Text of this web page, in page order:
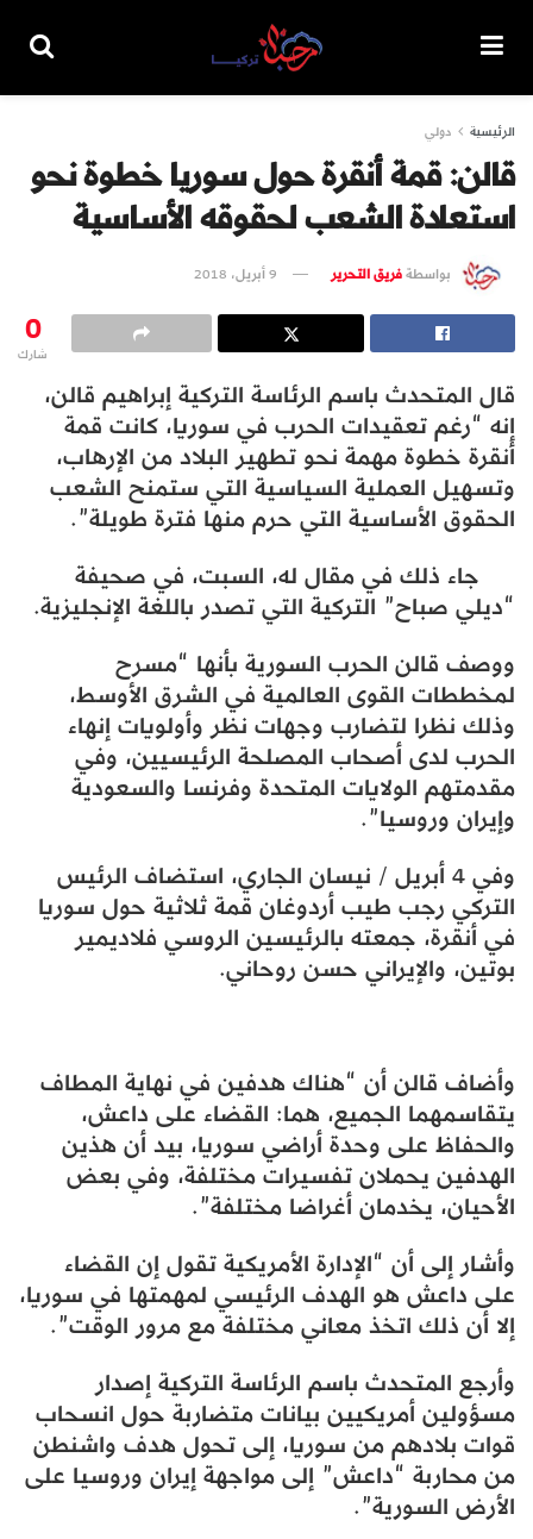
الرئيسية دولي
قالن: قمة أنقرة حول سوريا خطوة نحو
استعادة الشعب لحقوقه الأساسية
بواسطةفريق التحرير 9 أبريل، 2018
0
شارك
قال المتحدث باسم الرئاسة التركية إبراهيم قالن،
إنه “رغم تعقيدات الحرب في سوريا، كانت قمة
أنقرة خطوة مهمة نحو تطهير البلاد من الإرهاب،
وتسهيل العملية السياسية التي ستمنح الشعب
الحقوق الأساسية التي حرم منها فترة طويلة”.
جاء ذلك في مقال له، السبت، في صحيفة
“ديلي صباح” التركية التي تصدر باللغة الإنجليزية.
ووصف قالن الحرب السورية بأنها “مسرح
لمخططات القوى العالمية في الشرق الأوسط،
وذلك نظرا لتضارب وجهات نظر وأولويات إنهاء
الحرب لدى أصحاب المصلحة الرئيسيين، وفي
مقدمتهم الولايات المتحدة وفرنسا والسعودية
وإيران وروسيا”.
وفي 4 أبريل / نيسان الجاري، استضاف الرئيس
التركي رجب طيب أردوغان قمة ثلاثية حول سوريا
في أنقرة، جمعته بالرئيسين الروسي فلاديمير
بوتين، والإيراني حسن روحاني.
وأضاف قالن أن “هناك هدفين في نهاية المطاف
يتقاسمهما الجميع، هما: القضاء على داعش،
والحفاظ على وحدة أراضي سوريا، بيد أن هذين
الهدفين يحملان تفسيرات مختلفة، وفي بعض
الأحيان، يخدمان أغراضا مختلفة”.
وأشار إلى أن “الإدارة الأمريكية تقول إن القضاء
على داعش هو الهدف الرئيسي لمهمتها في سوريا،
إلا أن ذلك اتخذ معاني مختلفة مع مرور الوقت”.
وأرجع المتحدث باسم الرئاسة التركية إصدار
مسؤولين أمريكيين بيانات متضاربة حول انسحاب
قوات بلادهم من سوريا، إلى تحول هدف واشنطن
من محاربة “داعش” إلى مواجهة إيران وروسيا على
الأرض السورية”.